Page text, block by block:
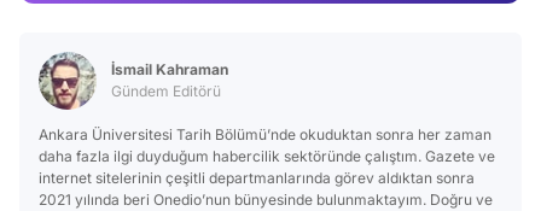
İsmail Kahraman
Gündem Editörü
Ankara Üniversitesi Tarih Bölümü’nde okuduktan sonra her zaman
daha fazla ilgi duyduğum habercilik sektöründe çalıştım. Gazete ve
internet sitelerinin çeşitli departmanlarında görev aldıktan sonra
2021 yılında beri Onedio’nun bünyesinde bulunmaktayım. Doğru ve